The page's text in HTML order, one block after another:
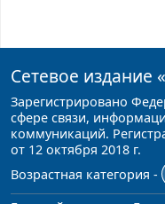
Сетевое издание
Зарегистрировано
сфере связи,
коммуникаций.
от 12 октября 2018 г.
Возрастная категория -